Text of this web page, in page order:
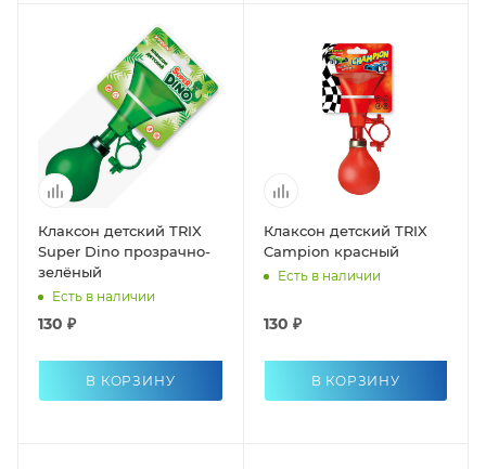
Клаксон детский TRIX
Super Dino прозрачно-
зелёный
Есть в наличии
130 ₽
В КОРЗИНУ
Клаксон детский TRIX
Campion красный
Есть в наличии
130 ₽
В КОРЗИНУ